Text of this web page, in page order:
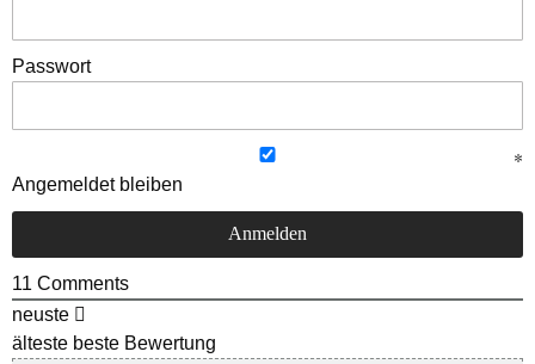
Passwort
Angemeldet bleiben
11 Comments
neuste
älteste beste Bewertung